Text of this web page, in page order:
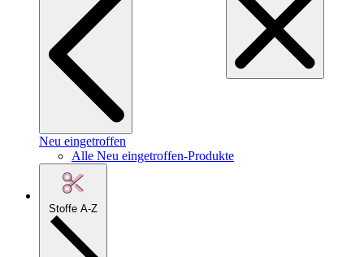
Neu eingetroffen
Alle Neu eingetroffen-Produkte
Stoffe A-Z